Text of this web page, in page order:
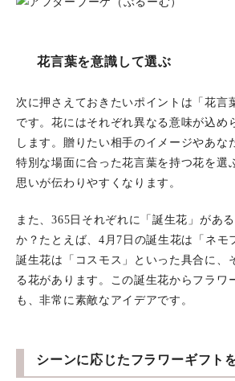
花言葉を意識して選ぶ
次に押さえておきたいポイントは「花言
です。花にはそれぞれ異なる意味が込め
します。贈りたい相手のイメージやあな
特別な場面に合った花言葉を持つ花を選
思いが伝わりやすくなります。
また、365日それぞれに「誕生花」があ
か？たとえば、4月7日の誕生花は「ネモ
誕生花は「コスモス」といった具合に、
る花があります。この誕生花からフラワ
も、非常に素敵なアイデアです。
シーンに応じたフラワーギフト